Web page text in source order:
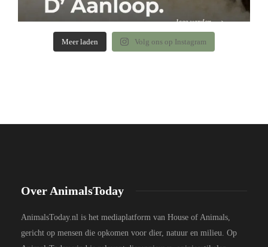
Meer laden Volg ons op Instagram
Over AnimalsToday
AnimalsToday.nl is het mediaplatform van House of Animals,
gericht op mensen die opkomen voor dier, natuur en milieu. Op